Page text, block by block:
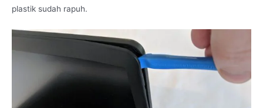
plastik sudah rapuh.